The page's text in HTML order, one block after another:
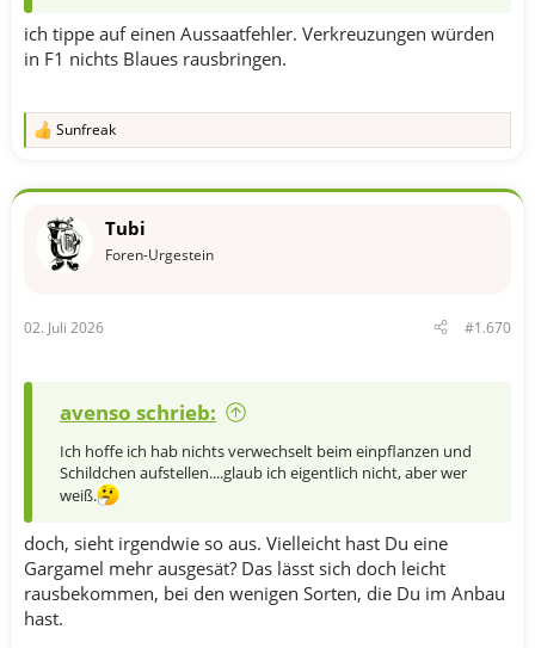
ich tippe auf einen Aussaatfehler. Verkreuzungen würden
in F1 nichts Blaues rausbringen.
R
k
:
Sunfreak
Tubi
Foren-Urgestein
02. Juli 2026 #1.670
avenso schrieb:
Ich hoffe ich hab nichts verwechselt beim einpflanzen und
Schildchen aufstellen....glaub ich eigentlich nicht, aber wer
weiß.
doch, sieht irgendwie so aus. Vielleicht hast Du eine
Gargamel mehr ausgesät? Das lässt sich doch leicht
rausbekommen, bei den wenigen Sorten, die Du im Anbau
hast.